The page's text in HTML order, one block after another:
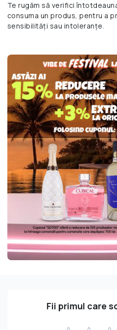
Te rugăm să verifici
consuma un produs, pentru a
sensibilități sau intoleranțe.
Fii primul care